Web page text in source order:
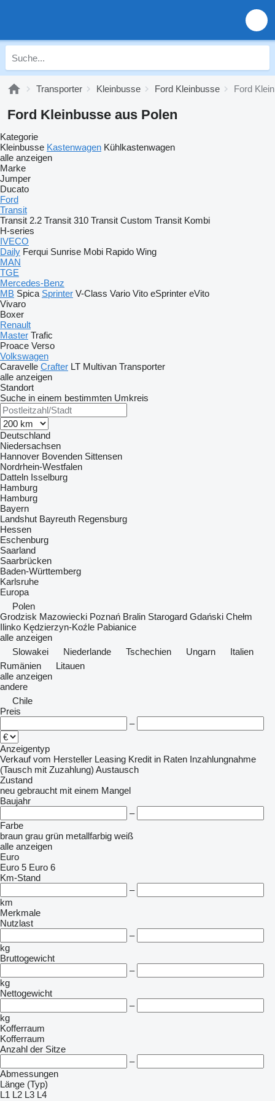
Transporter Kleinbusse Ford Kleinbusse Ford
Ford Kleinbusse aus Polen
Kategorie
Kleinbusse Kastenwagen Kühlkastenwagen
alle anzeigen
Marke
Jumper
Ducato
Ford
Transit
Transit 2.2 Transit 310 Transit Custom Transit Kombi
H-series
IVECO
Daily Ferqui Sunrise Mobi Rapido Wing
MAN
TGE
Mercedes-Benz
MB Spica Sprinter V-Class Vario Vito eSprinter eVito
Vivaro
Boxer
Renault
Master Trafic
Proace Verso
Volkswagen
Caravelle Crafter LT Multivan Transporter
alle anzeigen
Standort
Suche in einem bestimmten Umkreis
Deutschland
Niedersachsen
Hannover Bovenden Sittensen
Nordrhein-Westfalen
Datteln Isselburg
Hamburg
Hamburg
Bayern
Landshut Bayreuth Regensburg
Hessen
Eschenburg
Saarland
Saarbrücken
Baden-Württemberg
Karlsruhe
Europa
Polen
Grodzisk Mazowiecki Poznań Bralin Starogard Gdański Chełm
Ilinko Kędzierzyn-Koźle Pabianice
alle anzeigen
Slowakei
Niederlande Tschechien Ungarn
Italien
Rumänien
Litauen
alle anzeigen
andere
Chile
Preis
–
Anzeigentyp
Verkauf vom Hersteller Leasing Kredit in Raten Inzahlungnahme
(Tausch mit Zuzahlung) Austausch
Zustand
neu gebraucht mit einem Mangel
Baujahr
–
Farbe
braun grau grün metallfarbig weiß
alle anzeigen
Euro
Euro 5 Euro 6
Km-Stand
–
km
Merkmale
Nutzlast
–
kg
Bruttogewicht
–
kg
Nettogewicht
–
kg
Kofferraum
Kofferraum
Anzahl der Sitze
–
Abmessungen
Länge (Typ)
L1 L2 L3 L4